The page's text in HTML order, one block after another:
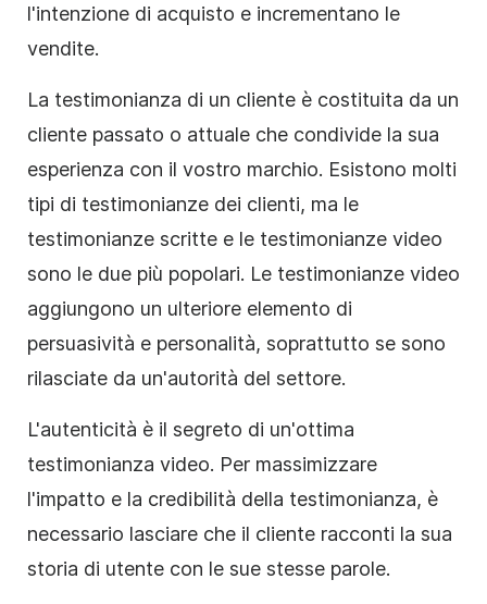
l'intenzione di acquisto e incrementano le
vendite.
La testimonianza di un cliente è costituita da un
cliente passato o attuale che condivide la sua
esperienza con il vostro marchio. Esistono molti
tipi di testimonianze dei clienti, ma le
testimonianze scritte e le testimonianze video
sono le due più popolari. Le testimonianze video
aggiungono un ulteriore elemento di
persuasività e personalità, soprattutto se sono
rilasciate da un'autorità del settore.
L'autenticità è il segreto di un'ottima
testimonianza video. Per massimizzare
l'impatto e la credibilità della testimonianza, è
necessario lasciare che il cliente racconti la sua
storia di utente con le sue stesse parole.